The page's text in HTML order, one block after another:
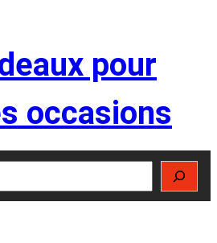
pour
occasions